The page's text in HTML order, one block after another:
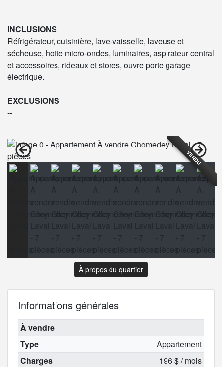
INCLUSIONS
Réfrigérateur, cuisinière, lave-vaisselle, laveuse et
sécheuse, hotte micro-ondes, luminaires, aspirateur central
et accessoires, rideaux et stores, ouvre porte garage
électrique.
EXCLUSIONS
--
VENDU
À propos du quartier
Informations générales
À vendre
Type
Appartement
Charges
196 $ / mois